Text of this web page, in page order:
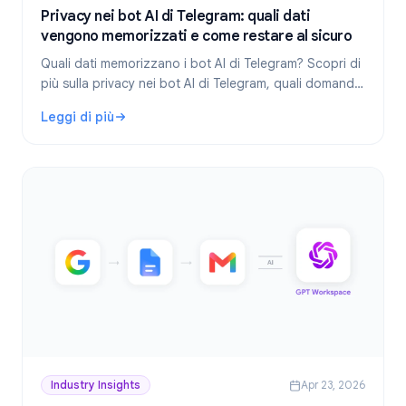
Privacy nei bot AI di Telegram: quali dati
vengono memorizzati e come restare al sicuro
Quali dati memorizzano i bot AI di Telegram? Scopri di
più sulla privacy nei bot AI di Telegram, quali domande
gestisce i tuoi dati.
Leggi di più
: Privacy nei bot AI di Telegram: quali dati vengono
Industry Insights Apr 23, 2026